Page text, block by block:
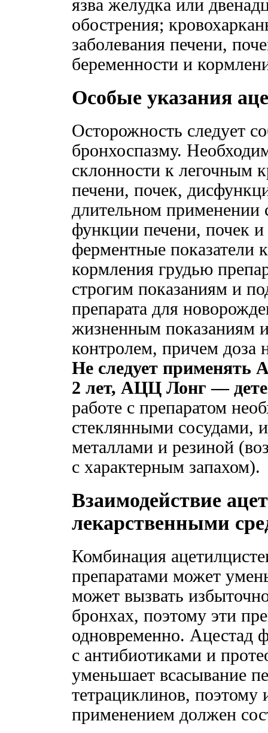
язва желудка или
обострения;
заболевания печени,
беременности и
Особые указания
Осторожность следует
бронхоспазму.
склонности к легочным
печени, почек,
длительном применении
функции печени, почек и
ферментные показатели
кормления грудью
строгим показаниям и
препарата для
жизненным показаниям
контролем, причем доза
Не следует применять
2 лет, АЦЦ Лонг —
работе с препаратом
стеклянными сосудами,
металлами и резиной
с характерным запахом).
Взаимодействие
лекарственными
Комбинация
препаратами может
может вызвать
бронхах, поэтому эти
одновременно. Ацестад
с антибиотиками и
уменьшает всасывание
тетрациклинов, поэтому
применением должен